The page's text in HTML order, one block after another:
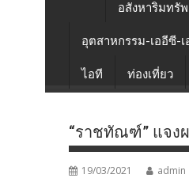
อสังหาริมทรั
อุตสาหกรรม-เออีซี-เ
ไอที ท่องเที่ยว
“ราชทัณฑ์” แจง
19/03/2021 admin